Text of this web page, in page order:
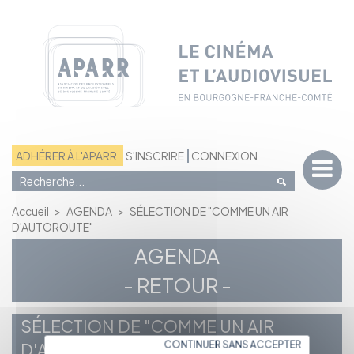
ADHÉRER À L'APARR S'INSCRIRE CONNEXION
Accueil > AGENDA > SÉLECTION DE "COMME UN AIR
D'AUTOROUTE"
AGENDA
- RETOUR -
SÉLECTION DE "COMME UN AIR
CONTINUER SANS ACCEPTER